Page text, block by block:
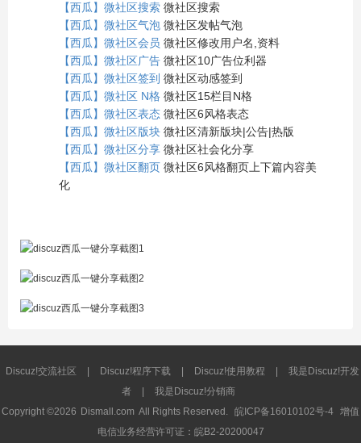
【西瓜】微社区搜索 微社区搜索
【西瓜】微社区气泡 微社区发帖气泡
【西瓜】微社区会员 微社区修改用户名,资料
【西瓜】微社区广告 微社区10广告位利器
【西瓜】微社区签到 微社区动感签到
【西瓜】微社区 N格 微社区15栏目N格
【西瓜】微社区表态 微社区6风格表态
【西瓜】微社区版块 微社区清新版块|公告|热版
【西瓜】微社区分享 微社区社会化分享
【西瓜】微社区翻页 微社区6风格翻页上下篇内容美
化
Discuz!交流社区 Discuz!程序下载 Discuz!使用教程
我是Discuz!开发
者
我是Discuz!分销商
Copyright ©2026 Dismall.com All Rights Reserved. 皖ICP备16010102号-4 增值
电信业务经营许可证：皖B2-20200047